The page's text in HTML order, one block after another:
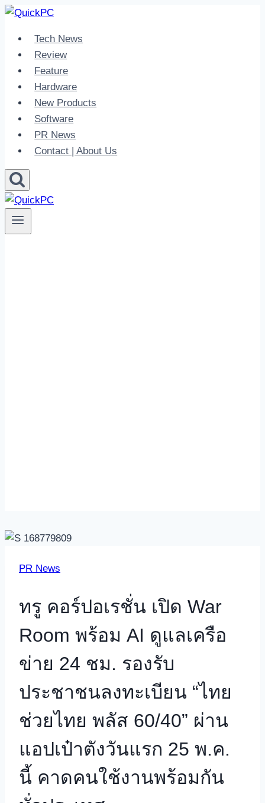
Skip
contentTech News
Review
Feature
Hardware
New Products
Software
PR News
Contact | About Us
PR News
ทรู คอร์ปอเรชั่น เปิด War
Room พร้อม AI ดูแลเครือ
ข่าย 24 ชม. รองรับ
ประชาชนลงทะเบียน “ไทย
ช่วยไทย พลัส 60/40” ผ่าน
แอปเป๋าตังวันแรก 25 พ.ค.
นี้ คาดคนใช้งานพร้อมกัน